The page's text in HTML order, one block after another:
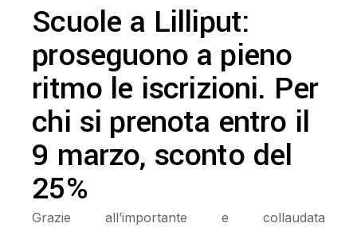
Scuole a Lilliput:
proseguono a pieno
ritmo le iscrizioni. Per
chi si prenota entro il
9 marzo, sconto del
25%
Grazie all’importante e collaudata